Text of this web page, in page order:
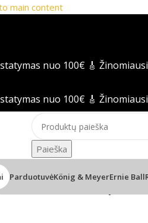
main content
nuo 100€ 🎸
nuo 100€ 🎸
Paieška
ParduotuvėKönig & MeyerErnie Ball